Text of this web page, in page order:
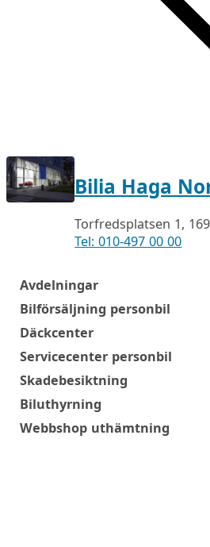
Bilia Haga
Torfredsplatsen 1,
Tel: 010-497 00 00
Öppettider
Avdelningar
Bilförsäljning personbil
Däckcenter
Servicecenter personbil
Skadebesiktning
Biluthyrning
Webbshop uthämtning